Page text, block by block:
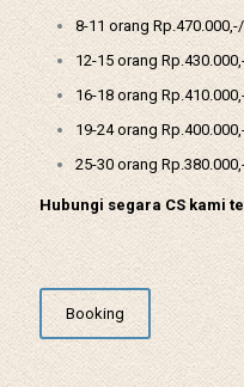
8-11 orang
12-15 orang
16-18 orang
19-24 orang
25-30 orang
Hubungi segara CS kami
Booking